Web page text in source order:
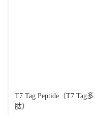
T7 Tag Peptide（T7 Tag多
肽）